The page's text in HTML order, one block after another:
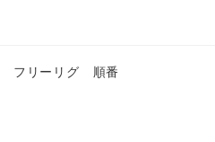
フリーリグ 順番